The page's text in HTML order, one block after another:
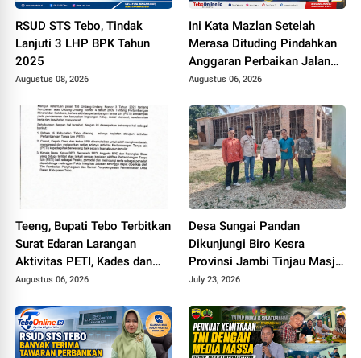
RSUD STS Tebo, Tindak
Lanjuti 3 LHP BPK Tahun
2025
Augustus 08, 2026
Ini Kata Mazlan Setelah
Merasa Dituding Pindahkan
Anggaran Perbaikan Jalan
Simpang Betung - Pintas ke
Augustus 06, 2026
Teeng, Bupati Tebo Terbitkan
Surat Edaran Larangan
Aktivitas PETI, Kades dan
Perangkat Desa Yang
Augustus 06, 2026
Desa Sungai Pandan
Dikunjungi Biro Kesra
Provinsi Jambi Tinjau Masjid
Muhajirin Desa Sungai
Hibah Pemeliharaan
July 23, 2026